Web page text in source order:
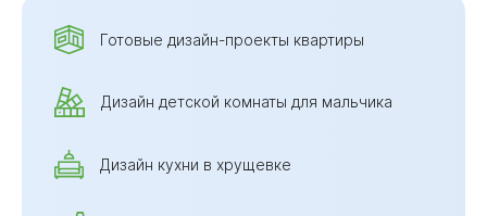
Готовые дизайн-проекты квартиры
Дизайн детской комнаты для мальчика
Дизайн кухни в хрущевке